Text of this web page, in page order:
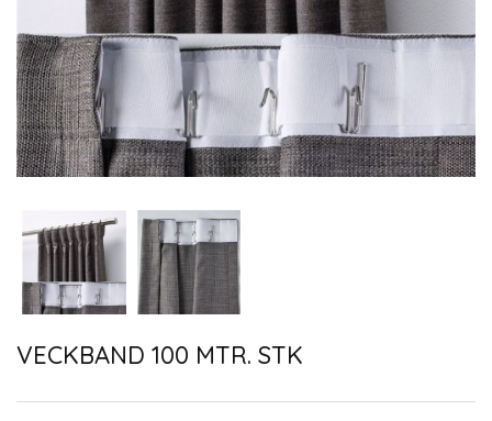
VECKBAND 100 MTR. STK